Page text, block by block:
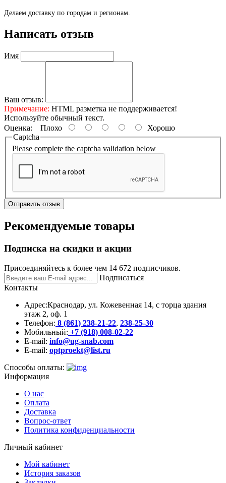
Делаем доставку по городам и регионам.
Написать отзыв
Имя
Ваш отзыв:
Примечание: HTML разметка не поддерживается!
Используйте обычный текст.
Оценка: Плохо
Хорошо
Captcha
Please complete the captcha validation below
Отправить отзыв
Рекомендуемые товары
Подписка на скидки и акции
Присоединяйтесь к более чем 14 672 подписчиков.
Подписаться
Контакты
Адрес:Краснодар, ул. Кожевенная 14, с торца здания
этаж 2, оф. 1
Телефон: 8 (861) 238-21-22, 238-25-30
Мобильный: +7 (918) 008-02-22
E-mail: info@ug-snab.com
E-mail: optproekt@list.ru
Способы оплаты:
Информация
О нас
Оплата
Доставка
Вопрос-ответ
Политика конфиденциальности
Личный кабинет
Мой кабинет
История заказов